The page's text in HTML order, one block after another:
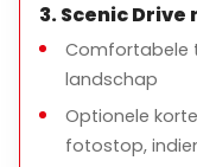
3. Scenic
Comfortabele
landschap
Optionele
fotostop,